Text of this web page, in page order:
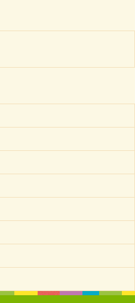
において
」
した
出展しました
店
ト職員 サッカー試合日程変更